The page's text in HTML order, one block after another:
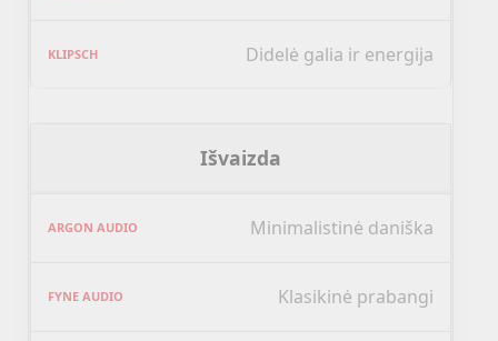
Didelė galia ir energija
Išvaizda
Minimalistinė daniška
Klasikinė prabangi